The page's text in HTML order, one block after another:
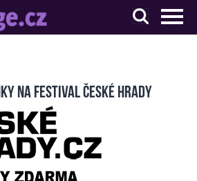
na festival České hrady